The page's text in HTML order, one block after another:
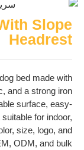
Slope
Headrest
bed made with
and a strong iron
surface, easy-
for indoor,
size, logo, and
ODM, and bulk